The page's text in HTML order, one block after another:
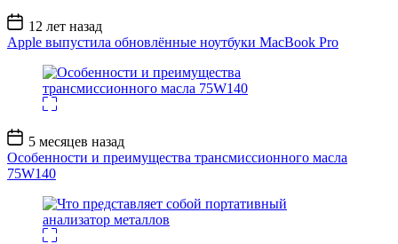
Дата
записи
12 лет назад
Apple выпустила обновлённые ноутбуки MacBook Pro
Дата
записи
5 месяцев назад
Особенности и преимущества трансмиссионного масла
75W140